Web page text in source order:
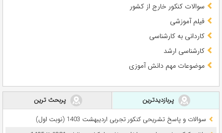
سوالات کنکور خارج از کشور
فیلم آموزشی
کاردانی به کارشناسی
کارشناسی ارشد
موضوعات مهم دانش آموزی
پربازدیدترین
پربحث ترین
سوالات و پاسخ تشریحی کنکور تجربی اردیبهشت 1403 (نوبت اول)